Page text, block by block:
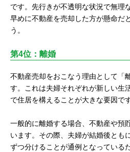
です。先行きが不透明な状況で無理
早めに不動産を売却した方が懸命だ
う。
第4位：離婚
不動産売却をおこなう理由として「
す。これは夫婦それぞれが新しい生
で住居を構えることが大きな要因です
一般的に離婚する場合、不動産や預
います。その際、夫婦が結婚後とも
ずつ分けることが通例となっている